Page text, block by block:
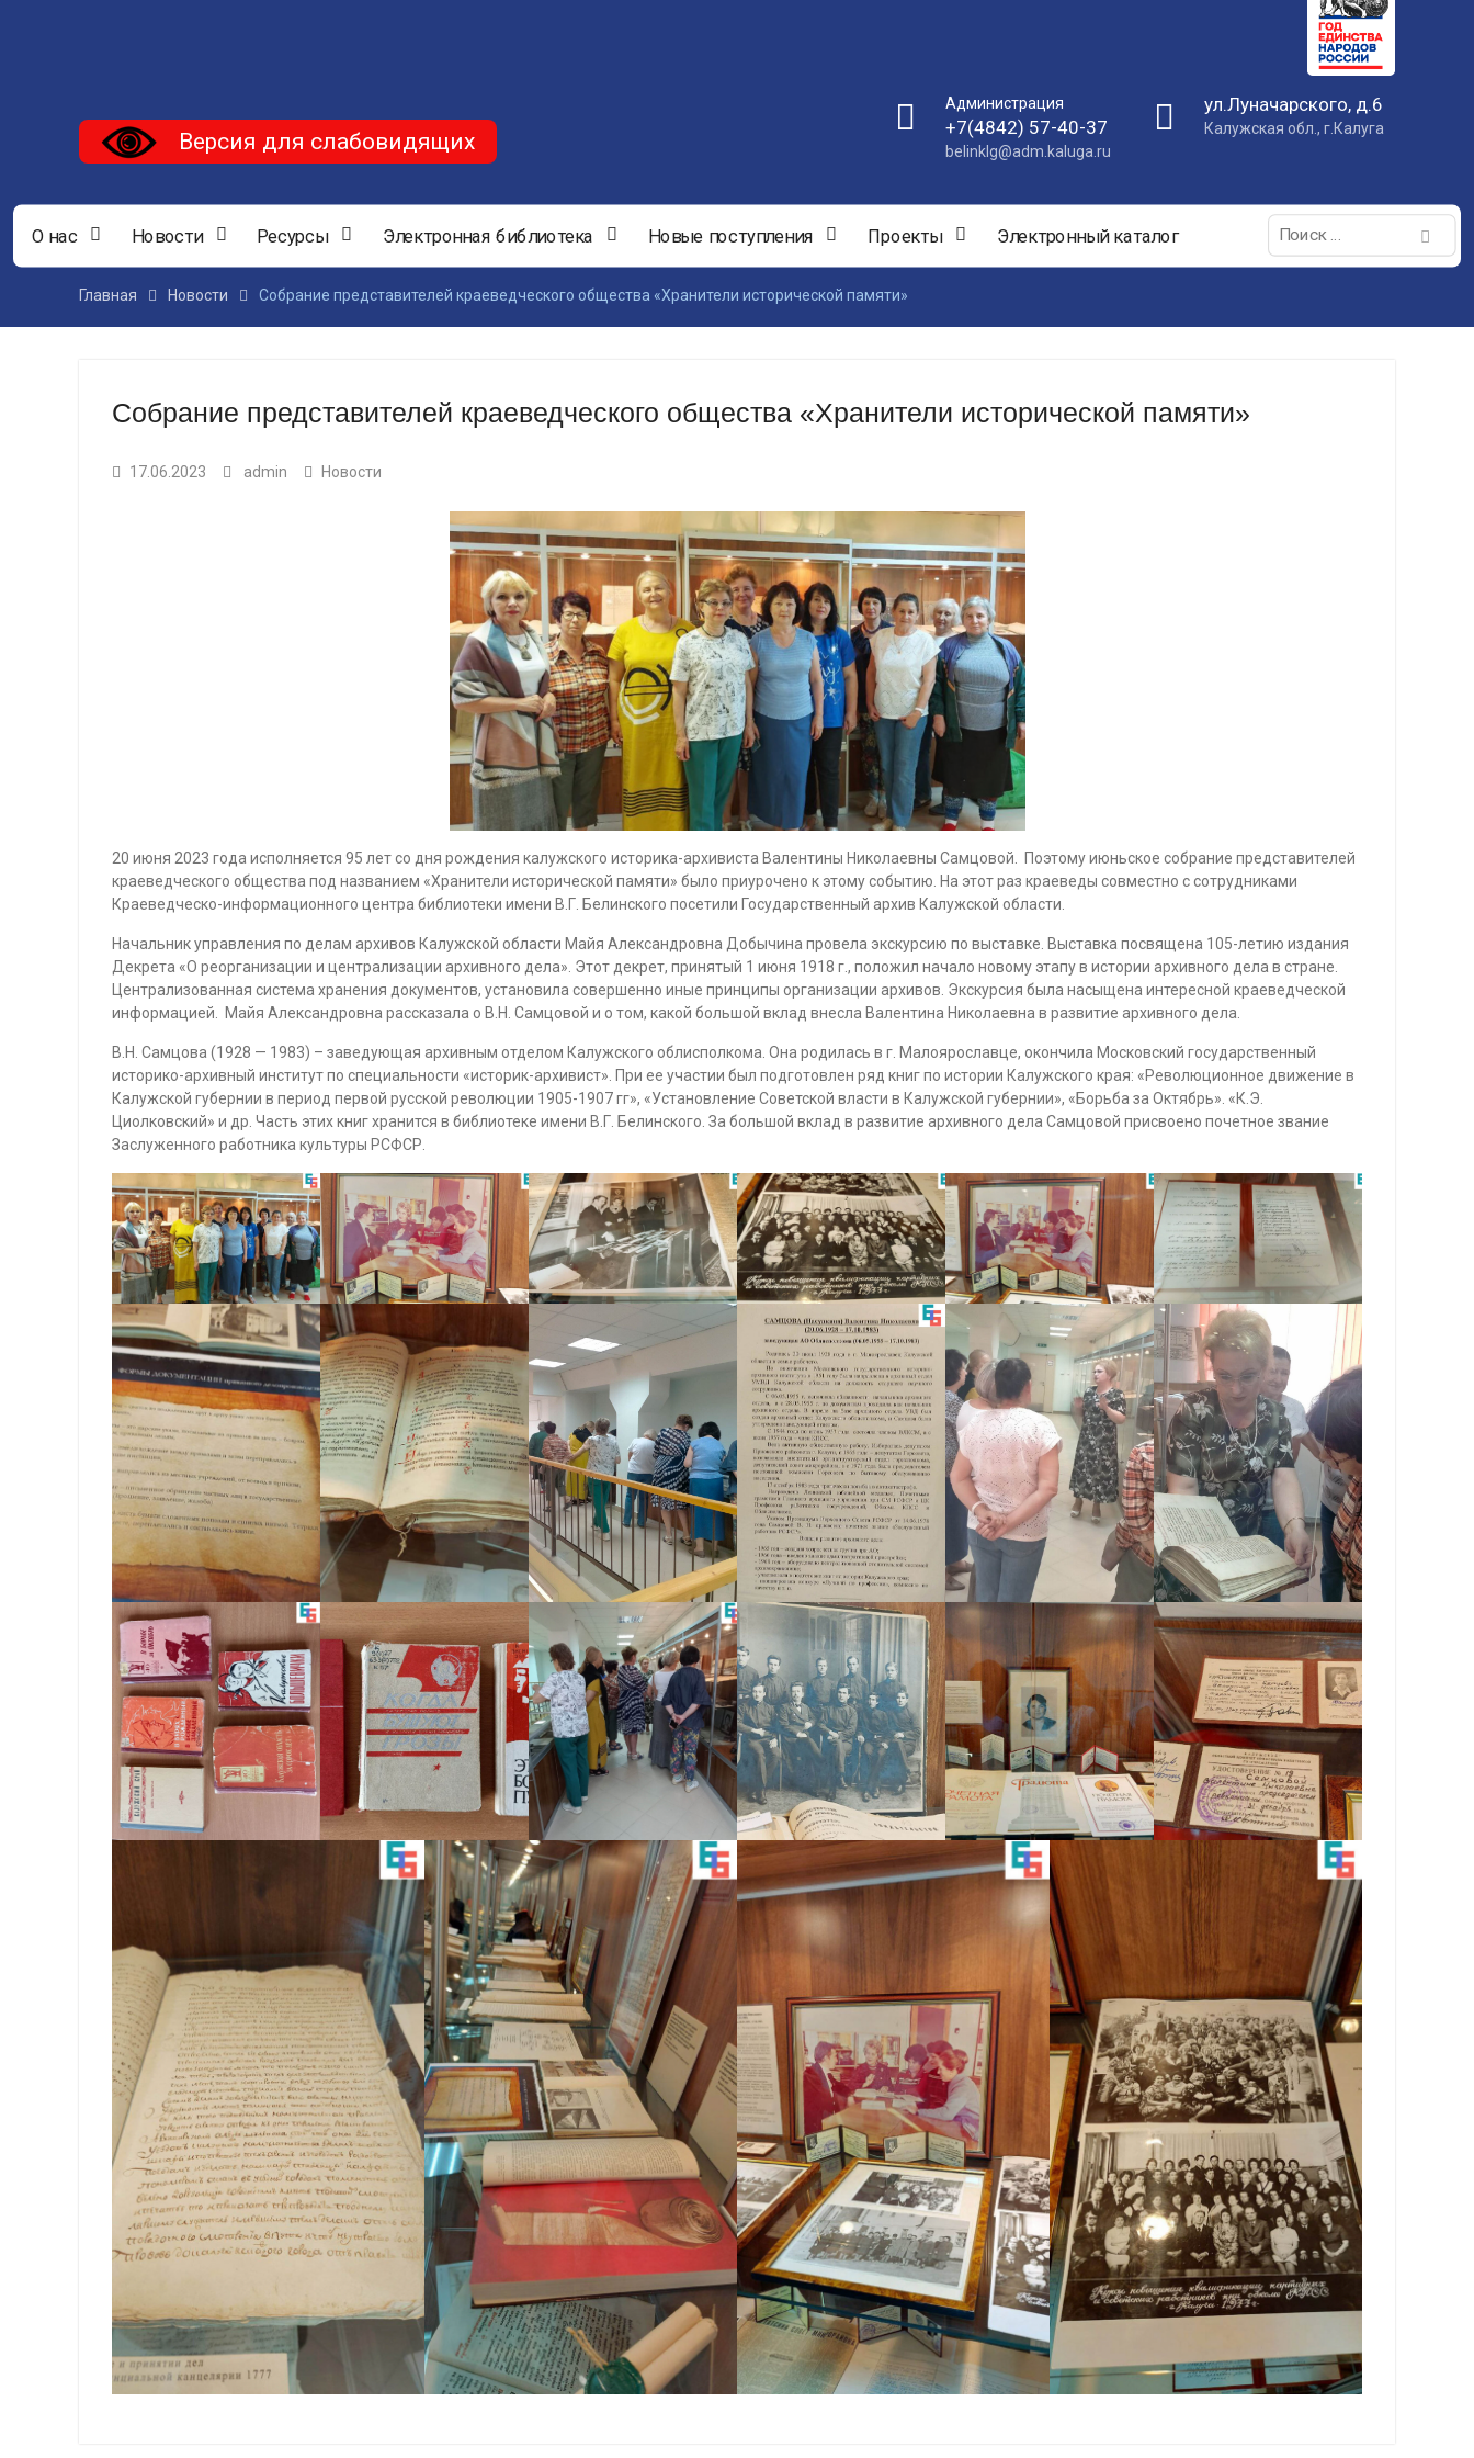
Администрация
+7(4842) 57-40-37
belinklg@adm.kaluga.ru
ул.Луначарского, д.6
Калужская обл., г.Калуга
Версия для слабовидящих
О нас Новости Ресурсы Электронная библиотека Новые поступления Проекты Электронный каталог
Поиск:
Главная Новости Собрание представителей краеведческого общества «Хранители исторической памяти»
Собрание представителей краеведческого общества «Хранители исторической памяти»
17.06.2023 admin Новости
20 июня 2023 года исполняется 95 лет со дня рождения калужского историка-архивиста Валентины Николаевны Самцовой. Поэтому июньское собрание представителей
краеведческого общества под названием «Хранители исторической памяти» было приурочено к этому событию. На этот раз краеведы совместно с сотрудниками
Краеведческо-информационного центра библиотеки имени В.Г. Белинского посетили Государственный архив Калужской области.
Начальник управления по делам архивов Калужской области Майя Александровна Добычина провела экскурсию по выставке. Выставка посвящена 105-летию издания
Декрета «О реорганизации и централизации архивного дела». Этот декрет, принятый 1 июня 1918 г., положил начало новому этапу в истории архивного дела в стране.
Централизованная система хранения документов, установила совершенно иные принципы организации архивов. Экскурсия была насыщена интересной краеведческой
информацией. Майя Александровна рассказала о В.Н. Самцовой и о том, какой большой вклад внесла Валентина Николаевна в развитие архивного дела.
В.Н. Самцова (1928 — 1983) – заведующая архивным отделом Калужского облисполкома. Она родилась в г. Малоярославце, окончила Московский государственный
историко-архивный институт по специальности «историк-архивист». При ее участии был подготовлен ряд книг по истории Калужского края: «Революционное движение в
Калужской губернии в период первой русской революции 1905-1907 гг», «Установление Советской власти в Калужской губернии», «Борьба за Октябрь». «К.Э.
Циолковский» и др. Часть этих книг хранится в библиотеке имени В.Г. Белинского. За большой вклад в развитие архивного дела Самцовой присвоено почетное звание
Заслуженного работника культуры РСФСР.